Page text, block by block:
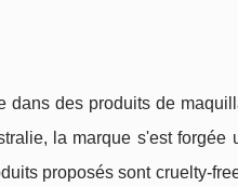
dans des produits de
la marque s'est forgée
proposés sont cruelty-